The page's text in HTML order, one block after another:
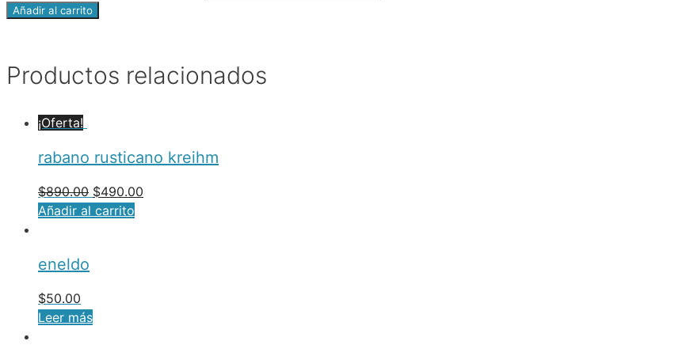
Añadir al carrito
Productos relacionados
¡Oferta!
rabano rusticano kreihm
$890.00 $490.00
Añadir al carrito
eneldo
$50.00
Leer más